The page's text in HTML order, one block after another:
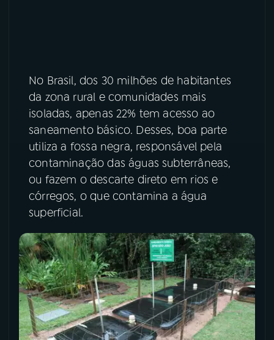
No Brasil, dos 30 milhões de habitantes
da zona rural e comunidades mais
isoladas, apenas 22% tem acesso ao
saneamento básico. Desses, boa parte
utiliza a fossa negra, responsável pela
contaminação das águas subterrâneas,
ou fazem o descarte direto em rios e
córregos, o que contamina a água
superficial.